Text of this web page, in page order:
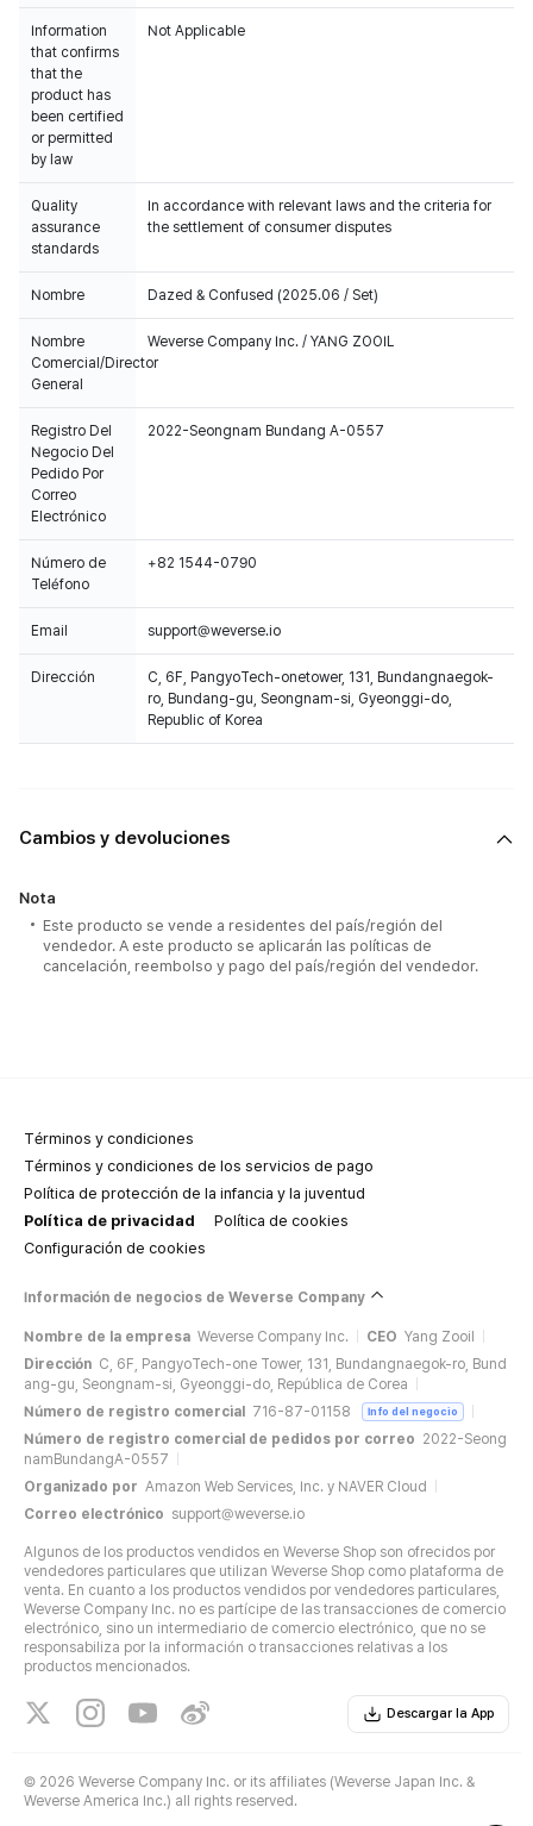
Information
that confirms
that the
product has
been certified
or permitted
by law
Not Applicable
Quality
assurance
standards
In accordance with relevant laws and the criteria for
the settlement of consumer disputes
Nombre Dazed & Confused (2025.06 / Set)
Nombre
Comercial/Director
General
Weverse Company Inc. / YANG ZOOIL
Registro Del
Negocio Del
Pedido Por
Correo
Electrónico
2022-Seongnam Bundang A-0557
Número de
Teléfono
+82 1544-0790
Email support@weverse.io
Dirección
C, 6F, PangyoTech-onetower, 131, Bundangnaegok-
ro, Bundang-gu, Seongnam-si, Gyeonggi-do,
Republic of Korea
Cambios y devoluciones
Nota
Este producto se vende a residentes del país/región del
vendedor. A este producto se aplicarán las políticas de
cancelación, reembolso y pago del país/región del vendedor.
Términos y condiciones
Términos y condiciones de los servicios de pago
Política de protección de la infancia y la juventud
Política de privacidad
Política de cookies
Configuración de cookies
Información de negocios de Weverse Company
Nombre de la empresa Weverse Company Inc. CEO Yang Zooil
Dirección C, 6F, PangyoTech-one Tower, 131, Bundangnaegok-ro, Bund
ang-gu, Seongnam-si, Gyeonggi-do, República de Corea
Número de registro comercial
716-87-01158 Info del negocio
Número de registro comercial de pedidos por correo 2022-Seong
namBundangA-0557
Organizado por Amazon Web Services, Inc. y NAVER Cloud
Correo electrónico support@weverse.io
Algunos de los productos vendidos en Weverse Shop son ofrecidos por
vendedores particulares que utilizan Weverse Shop como plataforma de
venta. En cuanto a los productos vendidos por vendedores particulares,
Weverse Company Inc. no es partícipe de las transacciones de comercio
electrónico, sino un intermediario de comercio electrónico, que no se
responsabiliza por la información o transacciones relativas a los
productos mencionados.
Descargar la App
© 2026 Weverse Company Inc. or its affiliates (Weverse Japan Inc. &
Weverse America Inc.) all rights reserved.